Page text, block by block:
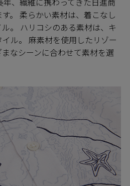
。 柔らかい素材は、着こなし
。 ハリコシのある素材は、キ
ル。 麻素材を使用したリゾー
なシーンに合わせて素材を選